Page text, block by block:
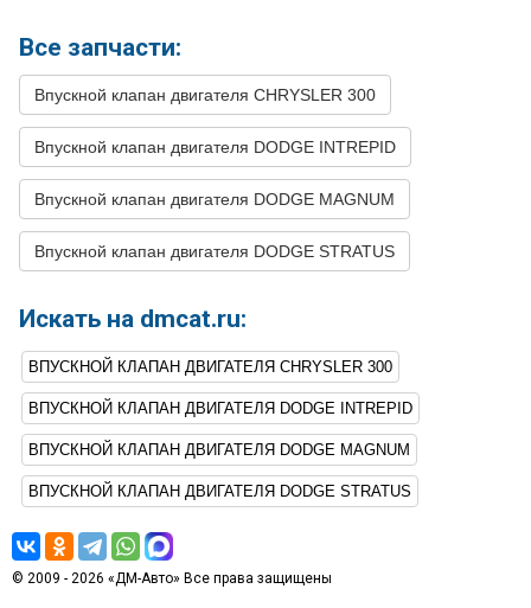
Все запчасти:
Впускной клапан двигателя CHRYSLER 300
Впускной клапан двигателя DODGE INTREPID
Впускной клапан двигателя DODGE MAGNUM
Впускной клапан двигателя DODGE STRATUS
Искать на dmcat.ru:
ВПУСКНОЙ КЛАПАН ДВИГАТЕЛЯ CHRYSLER 300
ВПУСКНОЙ КЛАПАН ДВИГАТЕЛЯ DODGE INTREPID
ВПУСКНОЙ КЛАПАН ДВИГАТЕЛЯ DODGE MAGNUM
ВПУСКНОЙ КЛАПАН ДВИГАТЕЛЯ DODGE STRATUS
© 2009 - 2026 «ДМ-Авто» Все права защищены